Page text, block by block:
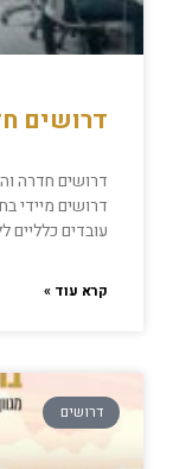
דרושים
דרושים חדרה
דרושים מיידי
עובדים כלליים
קרא עוד »
דרושים